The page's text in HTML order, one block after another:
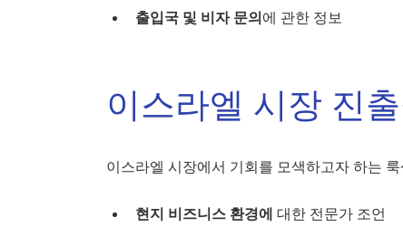
출입국 및 비자 문의에 관한 정보
이스라엘 시장 진출
이스라엘 시장에서 기회를 모색하고자 하는
현지 비즈니스 환경에 대한 전문가 조언